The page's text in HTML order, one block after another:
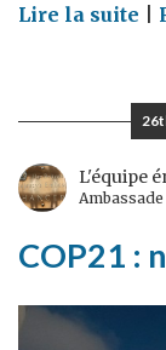
Lire la suite on
en
de
L'équipe
COP21 :